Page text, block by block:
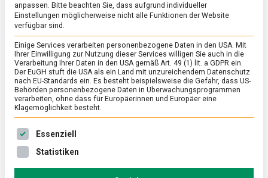
FEATURED/WISSEN
Whiskey aus Brandenburg: Rye
20. Mai 2021 Johannes
Whiskey
Im unteren Spreewald findet man in Schlepzig, etwa
eine Stunde von Berlin entfernt, den Stork Club. Hier
anpassen. Bitte beachten Sie, dass aufgrund individueller
Einstellungen möglicherweise nicht alle Funktionen der Website
verfügbar sind.
Einige Services verarbeiten personenbezogene Daten in den USA. Mit
Ihrer Einwilligung zur Nutzung dieser Services willigen Sie auch in die
Verarbeitung Ihrer Daten in den USA gemäß Art. 49 (1) lit. a GDPR ein.
Der EuGH stuft die USA als ein Land mit unzureichendem Datenschutz
nach EU-Standards ein. Es besteht beispielsweise die Gefahr, dass US-
Behörden personenbezogene Daten in Überwachungsprogrammen
verarbeiten, ohne dass für Europäerinnen und Europäer eine
Klagemöglichkeit besteht.
Es folgt eine Liste der Service-Gruppen, für die eine
Essenziell
Statistiken